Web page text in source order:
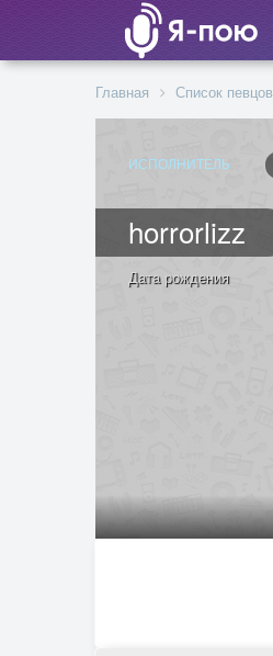
Главная Список певцов
ИСПОЛНИТЕЛЬ
horrorlizz
Дата рождения